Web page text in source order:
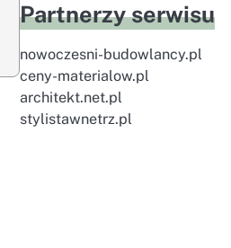
Partnerzy serwisu
nowoczesni-budowlancy.pl
ceny-materialow.pl
architekt.net.pl
stylistawnetrz.pl